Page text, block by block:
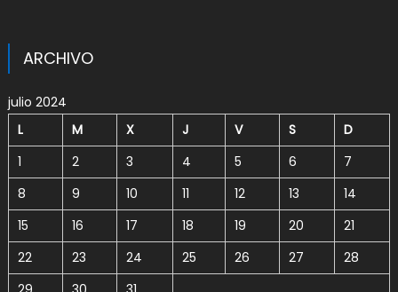
ARCHIVO
julio 2024
L
M X J V S
D
1
2 3 4 5 6
7
8
9 10 11 12 13
14
15
16 17 18 19 20
21
22
23 24 25 26 27
28